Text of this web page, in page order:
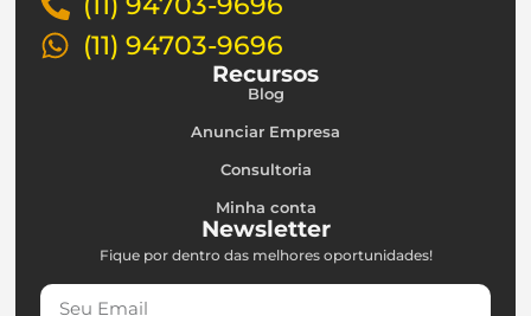
(11) 94703-9696
Recursos
Blog
Anunciar Empresa
Consultoria
Minha conta
Newsletter
Fique por dentro das melhores oportunidades!